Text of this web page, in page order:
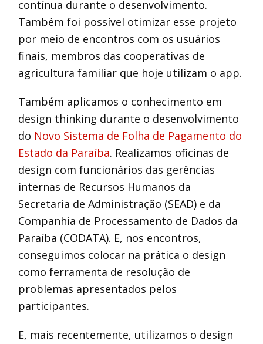
contínua durante o desenvolvimento.
Também foi possível otimizar esse projeto
por meio de encontros com os usuários
finais, membros das cooperativas de
agricultura familiar que hoje utilizam o app.
Também aplicamos o conhecimento em
design thinking durante o desenvolvimento
do Novo Sistema de Folha de Pagamento do
Estado da Paraíba. Realizamos oficinas de
design com funcionários das gerências
internas de Recursos Humanos da
Secretaria de Administração (SEAD) e da
Companhia de Processamento de Dados da
Paraíba (CODATA). E, nos encontros,
conseguimos colocar na prática o design
como ferramenta de resolução de
problemas apresentados pelos
participantes.
E, mais recentemente, utilizamos o design